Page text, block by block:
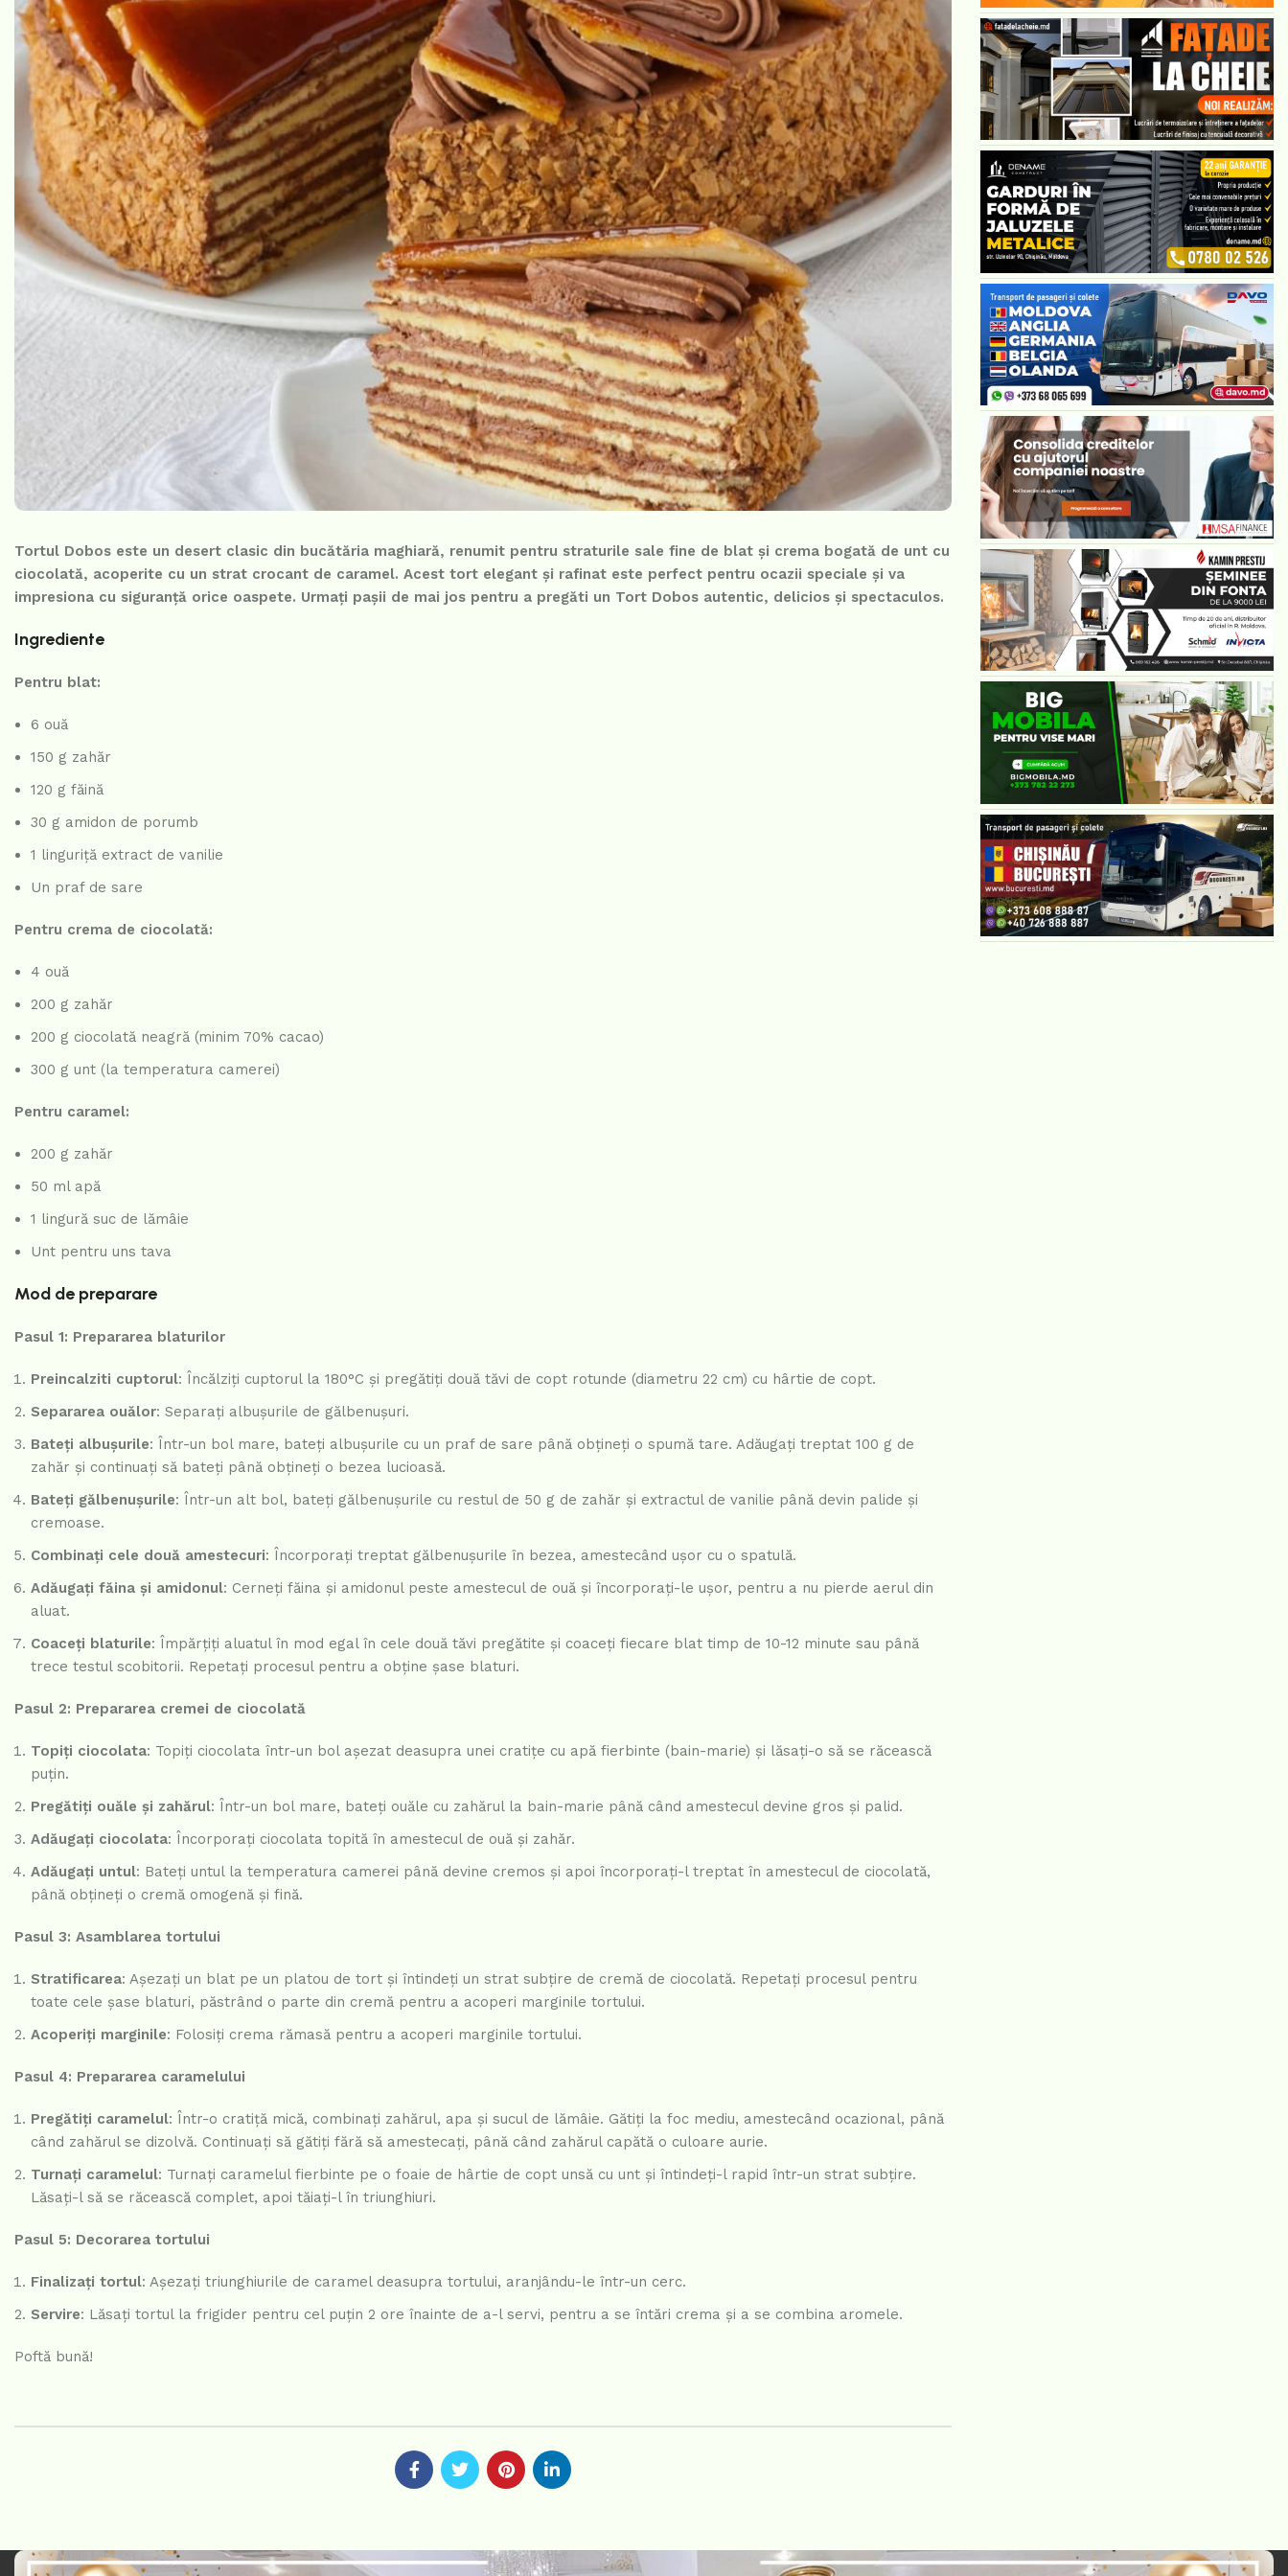
Tortul Dobos este un desert clasic din bucătăria maghiară, renumit pentru straturile sale fine de blat și crema bogată de unt cu
ciocolată, acoperite cu un strat crocant de caramel. Acest tort elegant și rafinat este perfect pentru ocazii speciale și va
impresiona cu siguranță orice oaspete. Urmați pașii de mai jos pentru a pregăti un Tort Dobos autentic, delicios și spectaculos.
Ingrediente
Pentru blat:
6 ouă
150 g zahăr
120 g făină
30 g amidon de porumb
1 linguriță extract de vanilie
Un praf de sare
Pentru crema de ciocolată:
4 ouă
200 g zahăr
200 g ciocolată neagră (minim 70% cacao)
300 g unt (la temperatura camerei)
Pentru caramel:
200 g zahăr
50 ml apă
1 lingură suc de lămâie
Unt pentru uns tava
Mod de preparare
Pasul 1: Prepararea blaturilor
Preincalziti cuptorul: Încălziți cuptorul la 180°C și pregătiți două tăvi de copt rotunde (diametru 22 cm) cu hârtie de copt.
Separarea ouălor: Separați albușurile de gălbenușuri.
Bateți albușurile: Într-un bol mare, bateți albușurile cu un praf de sare până obțineți o spumă tare. Adăugați treptat 100 g de
zahăr și continuați să bateți până obțineți o bezea lucioasă.
Bateți gălbenușurile: Într-un alt bol, bateți gălbenușurile cu restul de 50 g de zahăr și extractul de vanilie până devin palide și
cremoase.
Combinați cele două amestecuri: Încorporați treptat gălbenușurile în bezea, amestecând ușor cu o spatulă.
Adăugați făina și amidonul: Cerneți făina și amidonul peste amestecul de ouă și încorporați-le ușor, pentru a nu pierde aerul din
aluat.
Coaceți blaturile: Împărțiți aluatul în mod egal în cele două tăvi pregătite și coaceți fiecare blat timp de 10-12 minute sau până
trece testul scobitorii. Repetați procesul pentru a obține șase blaturi.
Pasul 2: Prepararea cremei de ciocolată
Topiți ciocolata: Topiți ciocolata într-un bol așezat deasupra unei cratițe cu apă fierbinte (bain-marie) și lăsați-o să se răcească
puțin.
Pregătiți ouăle și zahărul: Într-un bol mare, bateți ouăle cu zahărul la bain-marie până când amestecul devine gros și palid.
Adăugați ciocolata: Încorporați ciocolata topită în amestecul de ouă și zahăr.
Adăugați untul: Bateți untul la temperatura camerei până devine cremos și apoi încorporați-l treptat în amestecul de ciocolată,
până obțineți o cremă omogenă și fină.
Pasul 3: Asamblarea tortului
Stratificarea: Așezați un blat pe un platou de tort și întindeți un strat subțire de cremă de ciocolată. Repetați procesul pentru
toate cele șase blaturi, păstrând o parte din cremă pentru a acoperi marginile tortului.
Acoperiți marginile: Folosiți crema rămasă pentru a acoperi marginile tortului.
Pasul 4: Prepararea caramelului
Pregătiți caramelul: Într-o cratiță mică, combinați zahărul, apa și sucul de lămâie. Gătiți la foc mediu, amestecând ocazional, până
când zahărul se dizolvă. Continuați să gătiți fără să amestecați, până când zahărul capătă o culoare aurie.
Turnați caramelul: Turnați caramelul fierbinte pe o foaie de hârtie de copt unsă cu unt și întindeți-l rapid într-un strat subțire.
Lăsați-l să se răcească complet, apoi tăiați-l în triunghiuri.
Pasul 5: Decorarea tortului
Finalizați tortul: Așezați triunghiurile de caramel deasupra tortului, aranjându-le într-un cerc.
Servire: Lăsați tortul la frigider pentru cel puțin 2 ore înainte de a-l servi, pentru a se întări crema și a se combina aromele.
Poftă bună!